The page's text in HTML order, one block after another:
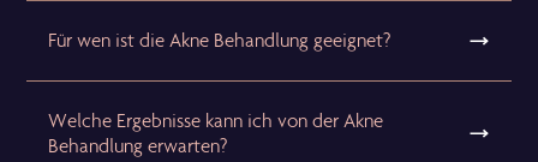
Für wen ist die Akne Behandlung geeignet?
Welche Ergebnisse kann ich von der Akne
Behandlung erwarten?